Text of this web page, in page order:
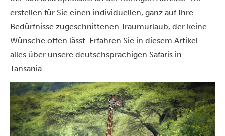
erstellen für Sie einen individuellen, ganz auf Ihre
Bedürfnisse zugeschnittenen Traumurlaub, der keine
Wünsche offen lässt. Erfahren Sie in diesem Artikel
alles über unsere deutschsprachigen Safaris in
Tansania.